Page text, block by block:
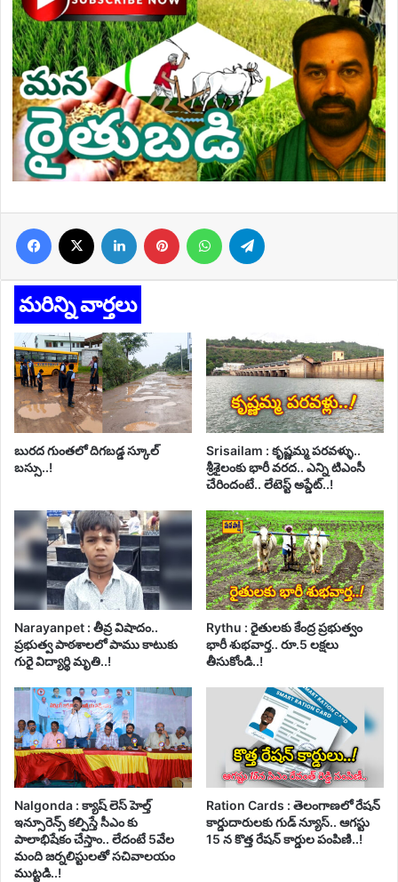
Facebook LinkedIn Pinterest WhatsApp
మరిన్ని వార్తలు
బురద గుంతలో దిగబడ్డ స్కూల్
బస్సు..!
Srisailam : కృష్ణమ్మ పరవళ్ళు..
శ్రీశైలంకు భారీ వరద.. ఎన్ని టిఎంసీ
చేరిందంటే.. లేటెస్ట్ అప్డేట్..!
Narayanpet : తీవ్ర విషాదం..
ప్రభుత్వ పాఠశాలలో పాము కాటుకు
గురై విద్యార్థి మృతి..!
Rythu : రైతులకు కేంద్ర ప్రభుత్వం
భారీ శుభవార్త.. రూ.5 లక్షలు
తీసుకోండి..!
Nalgonda : క్యాష్ లెస్ హెల్త్
ఇన్సూరెన్స్ కల్పిస్తే సీఎం కు
పాలాభిషేకం చేస్తాం.. లేదంటే 5వేల
మంది జర్నలిస్టులతో సచివాలయం
ముట్టడి..!
Ration Cards : తెలంగాణలో రేషన్
కార్డుదారులకు గుడ్ న్యూస్.. ఆగస్టు
15 న కొత్త రేషన్ కార్డుల పంపిణి..!